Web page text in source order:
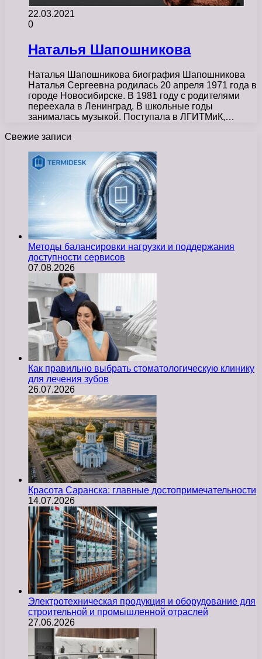
22.03.2021
0
Наталья Шапошникова
Наталья Шапошникова биография Шапошникова
Наталья Сергеевна родилась 20 апреля 1971 года в
городе Новосибирске. В 1981 году с родителями
переехала в Ленинград. В школьные годы
занималась музыкой. Поступала в ЛГИТМиК,…
Свежие записи
Методы балансировки нагрузки и поддержания
доступности сервисов
07.08.2026
Как правильно выбрать стоматологическую клинику
для лечения зубов
26.07.2026
Красота Саранска: главные достопримечательности
14.07.2026
Электротехническая продукция и оборудование для
строительной и промышленной отраслей
27.06.2026